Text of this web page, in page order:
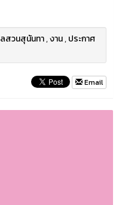
สวนสุนันทา,งาน,ประกาศ
Email